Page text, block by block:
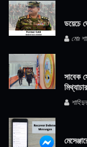
ডয়েচে
মোঃ
সাবেক
মিথ্যাচার